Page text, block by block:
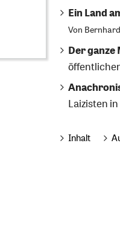
Ein Land
Von
Der ganze
Laizisten
Inhalt